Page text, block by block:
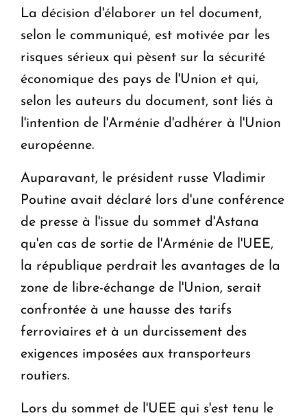
La décision d'élaborer un tel document,
selon le communiqué, est motivée par les
risques sérieux qui pèsent sur la sécurité
économique des pays de l'Union et qui,
selon les auteurs du document, sont liés à
l'intention de l'Arménie d'adhérer à l'Union
européenne.
Auparavant, le président russe Vladimir
Poutine avait déclaré lors d'une conférence
de presse à l'issue du sommet d'Astana
qu'en cas de sortie de l'Arménie de l'UEE,
la république perdrait les avantages de la
zone de libre-échange de l'Union, serait
confrontée à une hausse des tarifs
ferroviaires et à un durcissement des
exigences imposées aux transporteurs
routiers.
Lors du sommet de l'UEE qui s'est tenu le